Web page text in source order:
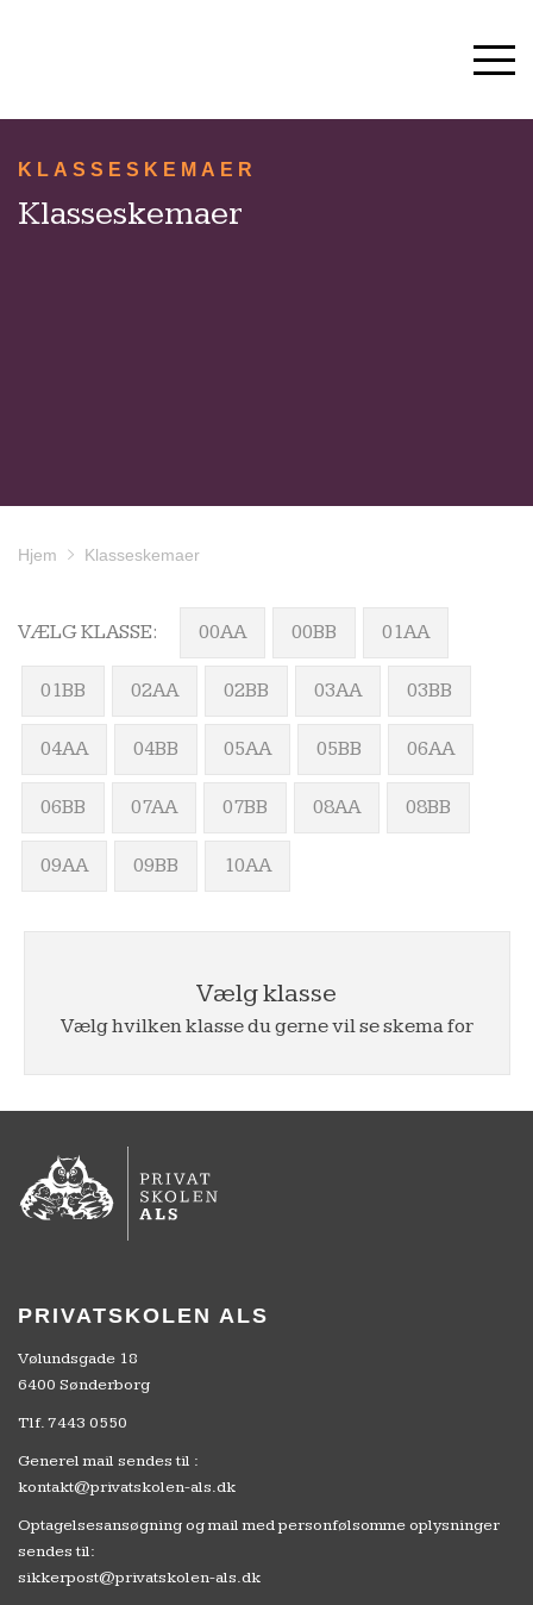
KLASSESKEMAER
Klasseskemaer
Hjem Klasseskemaer
VÆLG KLASSE: 00AA 00BB 01AA
01BB 02AA 02BB 03AA 03BB
04AA 04BB 05AA 05BB 06AA
06BB 07AA 07BB 08AA 08BB
09AA 09BB 10AA
Vælg klasse
Vælg hvilken klasse du gerne vil se skema for
PRIVATSKOLEN ALS
Vølundsgade 18
6400 Sønderborg
Tlf.7443 0550
Generel mail sendes til :
kontakt@privatskolen-als.dk
Optagelsesansøgning og mail med personfølsomme oplysninger
sendes til:
sikkerpost@privatskolen-als.dk